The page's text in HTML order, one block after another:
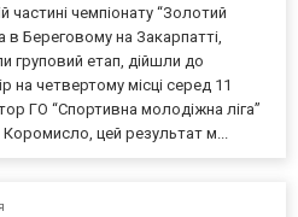
частині чемпіонату “Золотий
Береговому на Закарпатті,
груповий етап, дійшли до
на четвертому місці серед 11
ГО “Спортивна молодіжна ліга”
цей результат м...